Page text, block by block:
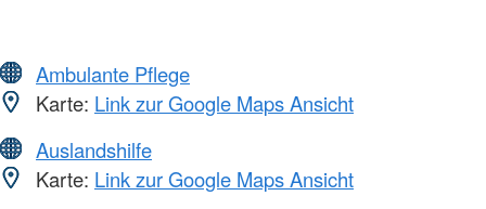
Ambulante Pflege
Karte: Link zur Google Maps Ansicht
Auslandshilfe
Karte: Link zur Google Maps Ansicht